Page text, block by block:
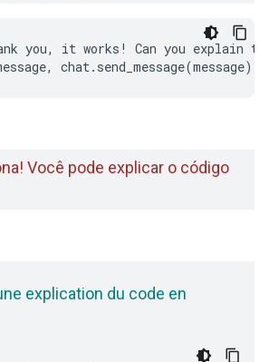
you, it works! Can you explain
Você pode explicar o código
explication du code en